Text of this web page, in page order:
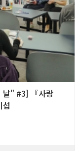
날" #3] 『사랑